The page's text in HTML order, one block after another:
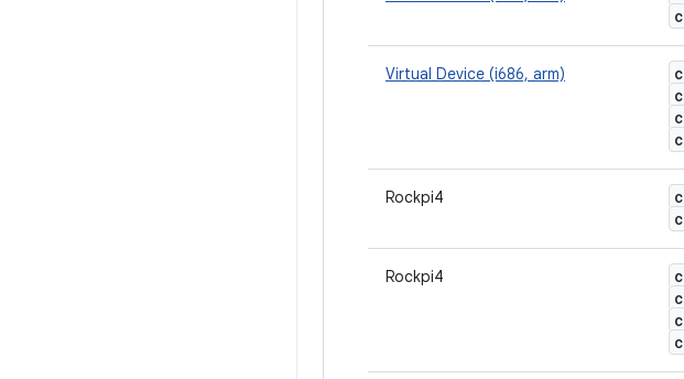
Virtual Device (i686, arm)
Rockpi4
Rockpi4